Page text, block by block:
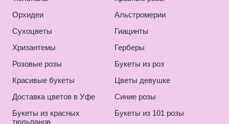
Орхидеи
Сухоцветы
Хризантемы
Розовые розы
Красивые букеты
Доставка цветов в Уфе
Букеты из красных
тюльпанов
Альстромерии
Гиацинты
Герберы
Букеты из роз
Цветы девушке
Синие розы
Букеты из 101 розы